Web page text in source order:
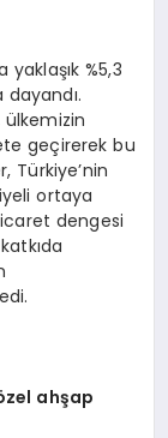
%5,3
geçirerek bu
Türkiye’nin
ortaya
dengesi
ahşap